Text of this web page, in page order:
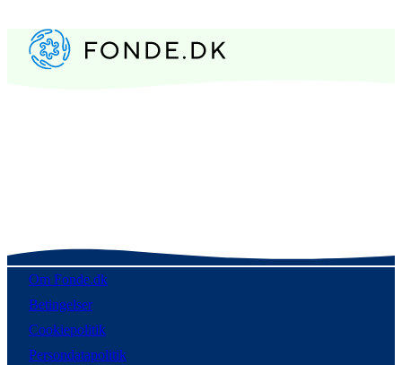
Om Fonde.dk
Betingelser
Cookiepolitik
Persondatapolitik